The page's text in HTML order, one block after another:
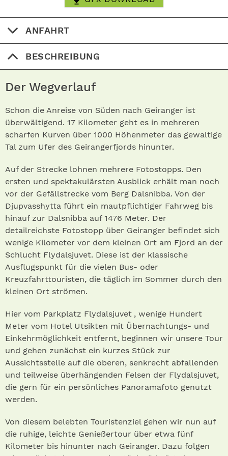
ANFAHRT
BESCHREIBUNG
Der Wegverlauf
Schon die Anreise von Süden nach Geiranger ist
überwältigend. 17 Kilometer geht es in mehreren
scharfen Kurven über 1000 Höhenmeter das gewaltige
Tal zum Ufer des Geirangerfjords hinunter.
Auf der Strecke lohnen mehrere Fotostopps. Den
ersten und spektakulärsten Ausblick erhält man noch
vor der Gefällstrecke vom Berg Dalsnibba. Von der
Djupvasshytta führt ein mautpflichtiger Fahrweg bis
hinauf zur Dalsnibba auf 1476 Meter. Der
detailreichste Fotostopp über Geiranger befindet sich
wenige Kilometer vor dem kleinen Ort am Fjord an der
Schlucht Flydalsjuvet. Diese ist der klassische
Ausflugspunkt für die vielen Bus- oder
Kreuzfahrttouristen, die täglich im Sommer durch den
kleinen Ort strömen.
Hier vom Parkplatz Flydalsjuvet , wenige Hundert
Meter vom Hotel Utsikten mit Übernachtungs- und
Einkehrmöglichkeit entfernt, beginnen wir unsere Tour
und gehen zunächst ein kurzes Stück zur
Aussichtsstelle auf die oberen, senkrecht abfallenden
und teilweise überhängenden Felsen der Flydalsjuvet,
die gern für ein persönliches Panoramafoto genutzt
werden.
Von diesem belebten Touristenziel gehen wir nun auf
die ruhige, leichte Genießertour über etwa fünf
Kilometer bis hinunter nach Geiranger. Dazu folgen